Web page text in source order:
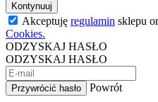
Kontynuuj
Akceptuję regulamin sklepu
Cookies.
ODZYSKAJ HASŁO
ODZYSKAJ HASŁO
Przywrócić hasło
Powrót